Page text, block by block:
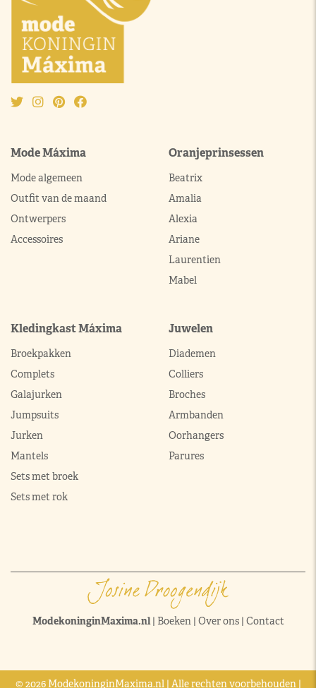
Mode Máxima
Mode algemeen
Outfit van de maand
Ontwerpers
Accessoires
Oranjeprinsessen
Beatrix
Amalia
Alexia
Ariane
Laurentien
Mabel
Kledingkast Máxima
Broekpakken
Complets
Galajurken
Jumpsuits
Jurken
Mantels
Sets met broek
Sets met rok
Juwelen
Diademen
Colliers
Broches
Armbanden
Oorhangers
Parures
ModekoninginMaxima.nl| Boeken| Over ons| Contact
© 2026 ModekoninginMaxima.nl | Alle rechten voorbehouden |